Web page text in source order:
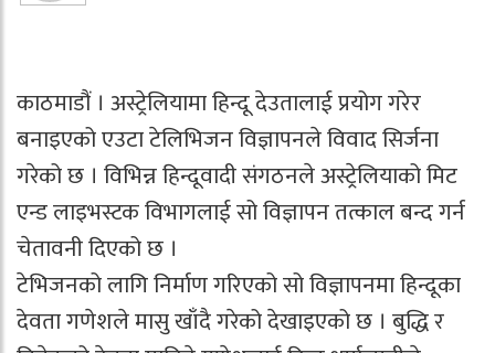
काठमाडौं । अस्ट्रेलियामा हिन्दू देउतालाई प्रयोग गरेर
बनाइएको एउटा टेलिभिजन विज्ञापनले विवाद सिर्जना
गरेको छ । विभिन्न हिन्दूवादी संगठनले अस्ट्रेलियाको मिट
एन्ड लाइभस्टक विभागलाई सो विज्ञापन तत्काल बन्द गर्न
चेतावनी दिएको छ ।
टेभिजनको लागि निर्माण गरिएको सो विज्ञापनमा हिन्दूका
देवता गणेशले मासु खाँदै गरेको देखाइएको छ । बुद्धि र